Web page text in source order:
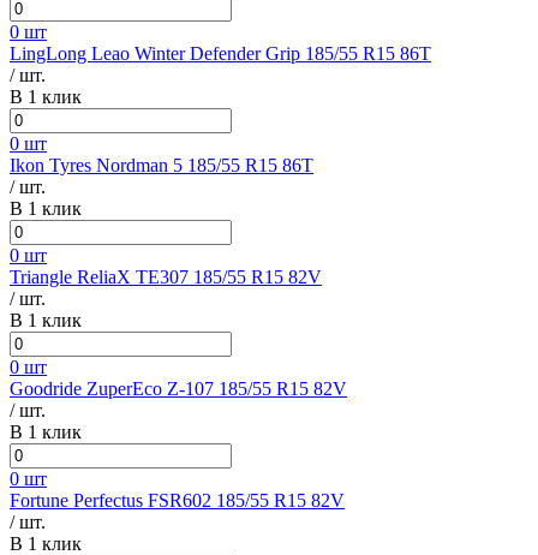
0 шт
LingLong Leao Winter Defender Grip 185/55 R15 86T
/ шт.
В 1 клик
0 шт
Ikon Tyres Nordman 5 185/55 R15 86T
/ шт.
В 1 клик
0 шт
Triangle ReliaX TE307 185/55 R15 82V
/ шт.
В 1 клик
0 шт
Goodride ZuperEco Z-107 185/55 R15 82V
/ шт.
В 1 клик
0 шт
Fortune Perfectus FSR602 185/55 R15 82V
/ шт.
В 1 клик